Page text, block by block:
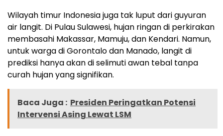
Wilayah timur Indonesia juga tak luput dari guyuran
air langit. Di Pulau Sulawesi, hujan ringan di perkirakan
membasahi Makassar, Mamuju, dan Kendari. Namun,
untuk warga di Gorontalo dan Manado, langit di
prediksi hanya akan di selimuti awan tebal tanpa
curah hujan yang signifikan.
Baca Juga : Presiden Peringatkan Potensi
Intervensi Asing Lewat LSM